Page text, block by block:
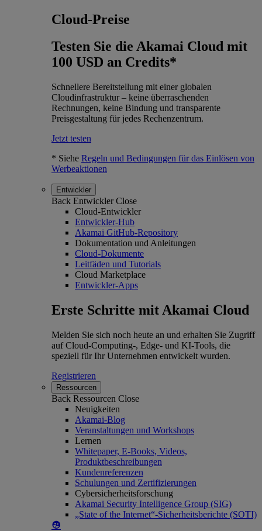
Cloud-Preise
Testen Sie die Akamai Cloud mit
100 USD an Credits*
Schnellere Bereitstellung mit einer globalen
Cloudinfrastruktur – keine überraschenden
Rechnungen, keine Bindung und transparente
Preisgestaltung für jedes Rechenzentrum.
Jetzt testen
* Siehe Regeln und Bedingungen für das Einlösen von
Werbeaktionen
Entwickler
Back Entwickler Close
Cloud-Entwickler
Entwickler-Hub
Akamai GitHub-Repository
Dokumentation und Anleitungen
Cloud-Dokumente
Leitfäden und Tutorials
Cloud Marketplace
Entwickler-Apps
Erste Schritte mit Akamai Cloud
Melden Sie sich noch heute an und erhalten Sie Zugriff
auf Cloud-Computing-, Edge- und KI-Tools, die
speziell für Ihr Unternehmen entwickelt wurden.
Registrieren
Ressourcen
Back Ressourcen Close
Neuigkeiten
Akamai-Blog
Veranstaltungen und Workshops
Lernen
Whitepaper, E-Books, Videos,
Produktbeschreibungen
Kundenreferenzen
Schulungen und Zertifizierungen
Cybersicherheitsforschung
Akamai Security Intelligence Group (SIG)
„State of the Internet“-Sicherheitsberichte (SOTI)